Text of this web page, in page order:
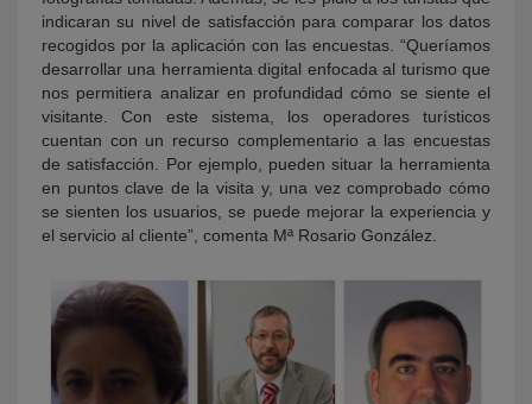
indicaran su nivel de satisfacción para comparar los datos
recogidos por la aplicación con las encuestas. “Queríamos
desarrollar una herramienta digital enfocada al turismo que
nos permitiera analizar en profundidad cómo se siente el
visitante. Con este sistema, los operadores turísticos
cuentan con un recurso complementario a las encuestas
de satisfacción. Por ejemplo, pueden situar la herramienta
en puntos clave de la visita y, una vez comprobado cómo
se sienten los usuarios, se puede mejorar la experiencia y
el servicio al cliente”, comenta Mª Rosario González.